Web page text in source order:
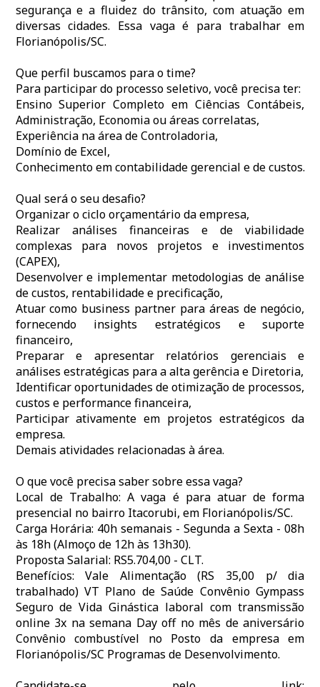
segurança e a fluidez do trânsito, com atuação em
diversas cidades. Essa vaga é para trabalhar em
Florianópolis/SC.
Que perfil buscamos para o time?
Para participar do processo seletivo, você precisa ter:
Ensino Superior Completo em Ciências Contábeis,
Administração, Economia ou áreas correlatas,
Experiência na área de Controladoria,
Domínio de Excel,
Conhecimento em contabilidade gerencial e de custos.
Qual será o seu desafio?
Organizar o ciclo orçamentário da empresa,
Realizar análises financeiras e de viabilidade
complexas para novos projetos e investimentos
(CAPEX),
Desenvolver e implementar metodologias de análise
de custos, rentabilidade e precificação,
Atuar como business partner para áreas de negócio,
fornecendo insights estratégicos e suporte
financeiro,
Preparar e apresentar relatórios gerenciais e
análises estratégicas para a alta gerência e Diretoria,
Identificar oportunidades de otimização de processos,
custos e performance financeira,
Participar ativamente em projetos estratégicos da
empresa.
Demais atividades relacionadas à área.
O que você precisa saber sobre essa vaga?
Local de Trabalho: A vaga é para atuar de forma
presencial no bairro Itacorubi, em Florianópolis/SC.
Carga Horária: 40h semanais - Segunda a Sexta - 08h
às 18h (Almoço de 12h às 13h30).
Proposta Salarial: RS5.704,00 - CLT.
Benefícios: Vale Alimentação (RS 35,00 p/ dia
trabalhado) VT Plano de Saúde Convênio Gympass
Seguro de Vida Ginástica laboral com transmissão
online 3x na semana Day off no mês de aniversário
Convênio combustível no Posto da empresa em
Florianópolis/SC Programas de Desenvolvimento.